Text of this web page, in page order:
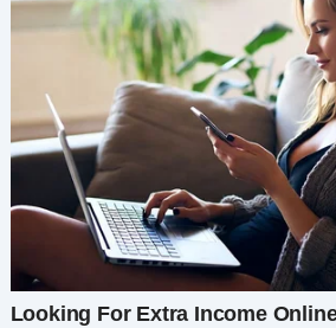
не могли, что следующая
не разрушит нашу связь.
Однажды вечером я сказала:
— Георгий, давай сходим куда-
немного побаловать себя. Все
новом ресторане, давай
Он отложил газету и с улыбкой